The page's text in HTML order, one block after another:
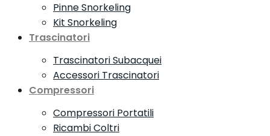
Pinne Snorkeling
Kit Snorkeling
Trascinatori
Trascinatori Subacquei
Accessori Trascinatori
Compressori
Compressori Portatili
Ricambi Coltri